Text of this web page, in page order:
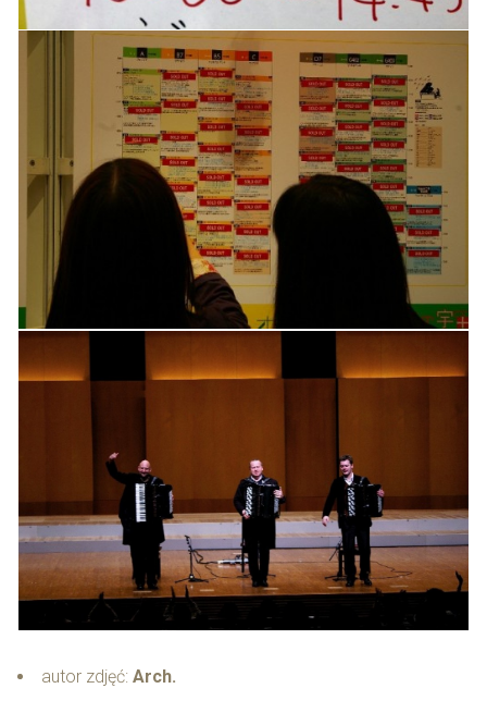
autor zdjęć: Arch.